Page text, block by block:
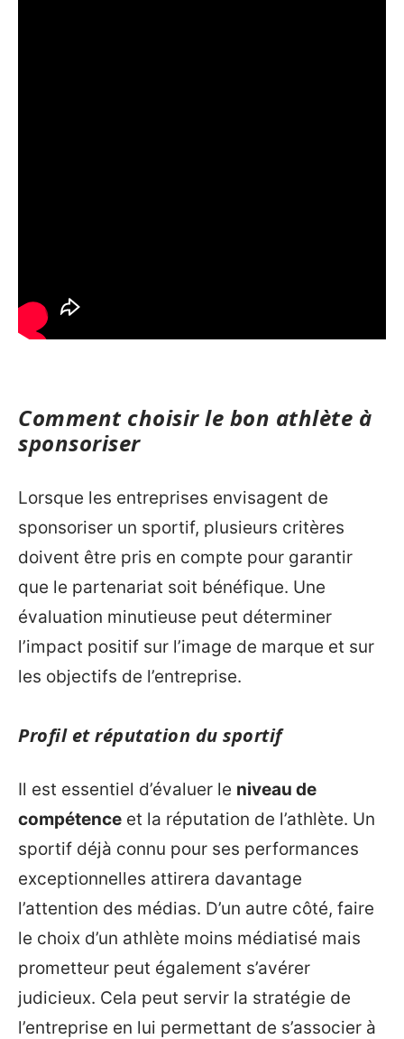
Comment choisir le bon athlète à
sponsoriser
Lorsque les entreprises envisagent de
sponsoriser un sportif, plusieurs critères
doivent être pris en compte pour garantir
que le partenariat soit bénéfique. Une
évaluation minutieuse peut déterminer
l’impact positif sur l’image de marque et sur
les objectifs de l’entreprise.
Profil et réputation du sportif
Il est essentiel d’évaluer le niveau de
compétence et la réputation de l’athlète. Un
sportif déjà connu pour ses performances
exceptionnelles attirera davantage
l’attention des médias. D’un autre côté, faire
le choix d’un athlète moins médiatisé mais
prometteur peut également s’avérer
judicieux. Cela peut servir la stratégie de
l’entreprise en lui permettant de s’associer à